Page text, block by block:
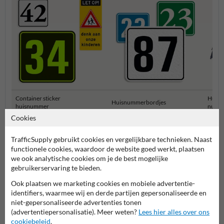
Container sticker
huisnummer
Huisnummerbordjes
Cookies
TrafficSupply gebruikt cookies en vergelijkbare technieken. Naast
functionele cookies, waardoor de website goed werkt, plaatsen
we ook analytische cookies om je de best mogelijke
gebruikerservaring te bieden.
Ook plaatsen we marketing cookies en mobiele advertentie-
identifiers, waarmee wij en derde partijen gepersonaliseerde en
niet-gepersonaliseerde advertenties tonen
(advertentiepersonalisatie). Meer weten? Lees hier alles over ons
cookiebeleid.